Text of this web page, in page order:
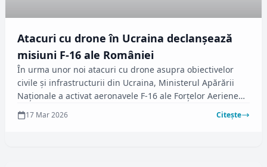
Atacuri cu drone în Ucraina declanșează
misiuni F-16 ale României
În urma unor noi atacuri cu drone asupra obiectivelor
civile și infrastructurii din Ucraina, Ministerul Apărării
Naționale a activat aeronavele F-16 ale Forțelor Aeriene
Române. Incidentul a avut loc în apropierea frontierei
fluviale cu România, conform informațiilor oficiale.
17 Mar 2026 Citește